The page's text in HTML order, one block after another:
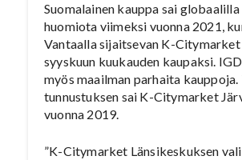
Suomalainen kauppa sai
huomiota viimeksi vuonna 2021,
Vantaalla sijaitsevan K-
syyskuun kuukauden kaupaksi.
myös maailman parhaita kauppoja.
tunnustuksen sai K-Citymarket
vuonna 2019.
”K-Citymarket Länsikeskuksen